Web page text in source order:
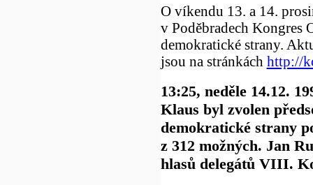
O víkendu 13. a 14.
v Poděbradech Kongres
demokratické strany.
jsou na stránkách http://
13:25, neděle 14.12.
Klaus byl zvolen
demokratické strany
z 312 možných. Jan
hlasů delegátů VIII.